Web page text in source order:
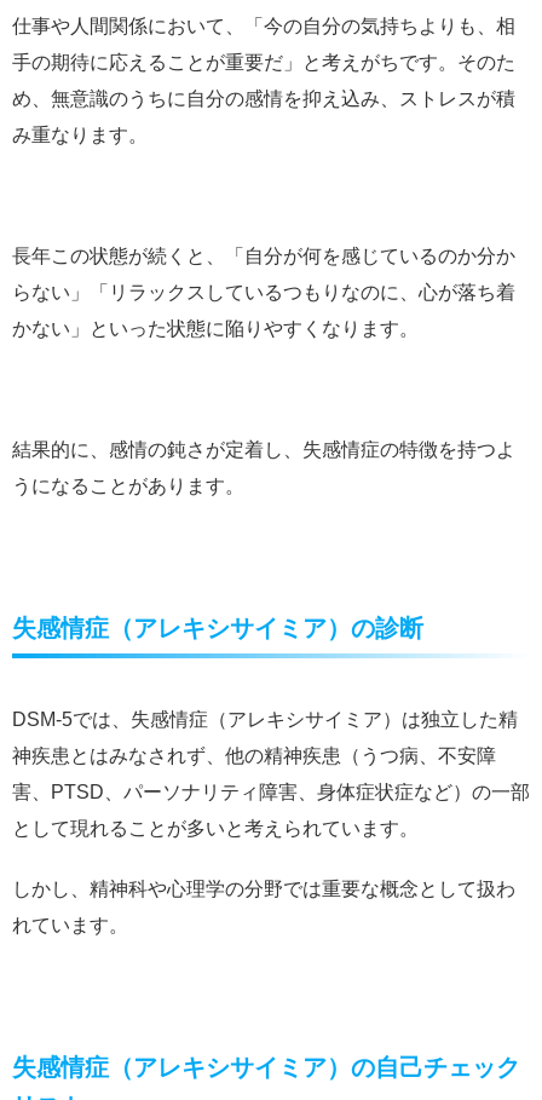
仕事や人間関係において、「今の自分の気持ちよりも、相
手の期待に応えることが重要だ」と考えがちです。そのた
め、無意識のうちに自分の感情を抑え込み、ストレスが積
み重なります。
長年この状態が続くと、「自分が何を感じているのか分か
らない」「リラックスしているつもりなのに、心が落ち着
かない」といった状態に陥りやすくなります。
結果的に、感情の鈍さが定着し、失感情症の特徴を持つよ
うになることがあります。
失感情症（アレキシサイミア）の診断
DSM-5では、失感情症（アレキシサイミア）は独立した精
神疾患とはみなされず、他の精神疾患（うつ病、不安障
害、PTSD、パーソナリティ障害、身体症状症など）の一部
として現れることが多いと考えられています。
しかし、精神科や心理学の分野では重要な概念として扱わ
れています。
失感情症（アレキシサイミア）の自己チェック